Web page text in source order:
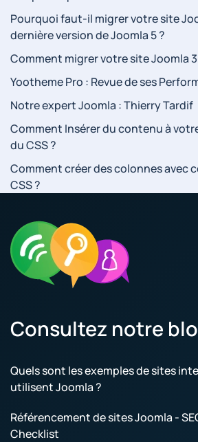
Pourquoi faut-il migrer votre site
dernière version de Joomla 5 ?
Comment migrer votre site Joomla
Yootheme Pro : Revue de ses
Notre expert Joomla : Thierry Tardif
Comment Insérer du contenu à
du CSS ?
Comment créer des colonnes avec
CSS ?
Consultez notre
Quels sont les exemples de sites
utilisent Joomla ?
Référencement de sites Joomla -
Checklist